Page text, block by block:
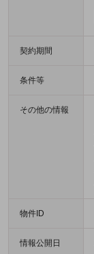
契約期間
条件等
その他の情報
物件ID
情報公開日